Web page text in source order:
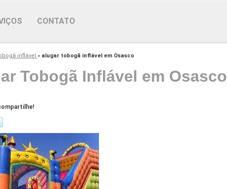
CONTATO
inflável » alugar tobogã inflável em Osasco
Tobogã Inflável em Osasco